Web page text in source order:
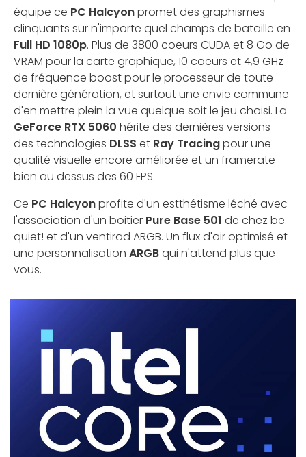
équipe ce PC Halcyonpromet des graphismes
clinquants sur n'importe quel champs de bataille en
Full HD 1080p. Plus de 3800 coeurs CUDA et 8 Go de
VRAM pour la carte graphique, 10 coeurs et 4,9 GHz
de fréquence boost pour le processeur de toute
dernière génération, et surtout une envie commune
d'en mettre plein la vue quelque soit le jeu choisi. La
GeForce RTX 5060 hérite des dernières versions
des technologies DLSS et Ray Tracingpour une
qualité visuelle encore améliorée et un framerate
bien au dessus des 60 FPS.
Ce PC Halcyonprofite d'un estthétisme léché avec
l'association d'un boitier Pure Base 501 de chez be
quiet! et d'un ventirad ARGB. Un flux d'air optimisé et
une personnalisation ARGBqui n'attend plus que
vous.